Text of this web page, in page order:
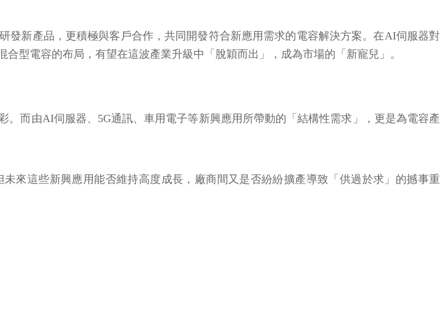
新產品，更積極與客戶合作，共同開發符合新應用需求的電容解決方案。在AI伺服器對
型電容的布局，有望在這波產業升級中「脫穎而出」，成為市場的「新寵兒」。
而由AI伺服器、5G通訊、車用電子等新興應用所帶動的「結構性需求」，更是為電容產
來這些新興應用能否維持高度成長，廠商間又是否紛紛擴產導致「供過於求」的撼事重